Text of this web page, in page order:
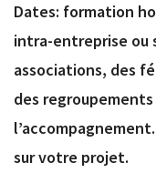
Dates: formation
intra-entreprise ou
associations, des
des
sur votre projet.